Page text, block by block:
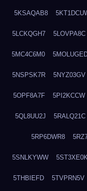
5KSAQAB8
5LCKQGH7 5LOVPA8C
5MC4C6M0
5NSPSK7R 5NYZ03GV
5OPF8A7F 5PI2KCCW
5QL8UU2J 5RALQ21C
5RP6DWR8
5SNLKYWW
5THBIEFD 5TVPRN5V